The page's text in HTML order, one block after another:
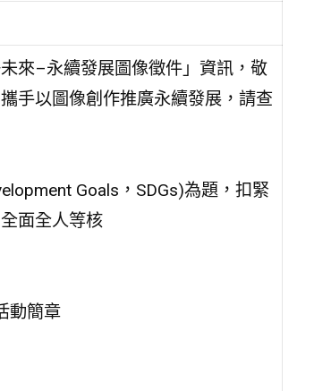
來–永續發展圖像徵件」資訊，敬
手以圖像創作推廣永續發展，請查
Goals，SDGs)為題，扣緊
面全人等核
動簡章